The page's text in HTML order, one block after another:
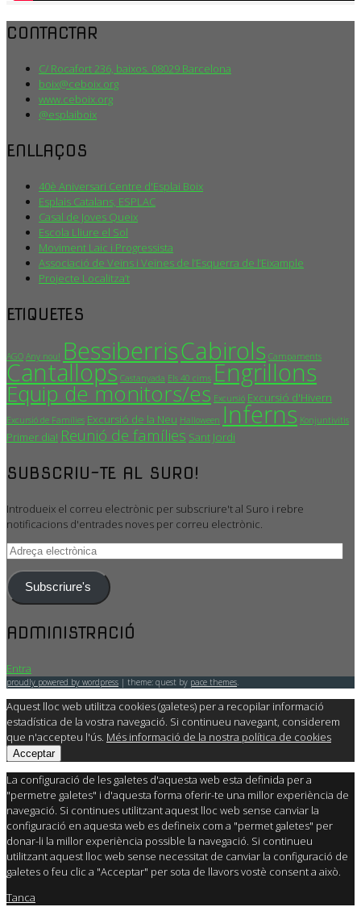
CONTACTAR
C/ Rocafort 236, baixos. 08029 Barcelona
boix@ceboix.org
www.ceboix.org
@esplaiboix
ENLLAÇOS
40è Aniversari Centre d'Esplai Boix
Esplais Catalans, ESPLAC
Casal de Joves Queix
Escola Lliure el Sol
Moviment Laic i Progressista
Associació de Veïns i Veïnes de l’Esquerra de l’Eixample
Projecte Localitza’t
ETIQUETES
AGO Any nou! BessiberrisCabirols Campaments
Cantallops Castanyada Els 40 cims Engrillons
Equip de monitors/es Excursió Excursió d'Hivern
Excursió de Famílies Excursió de la Neu Halloween Inferns Konjuntivitis
Primer dia! Reunió de famílies Sant Jordi
SUBSCRIU-TE AL SURO!
Introdueix el correu electrònic per subscriure't al Suro i rebre
notificacions d'entrades noves per correu electrònic.
Adreça
Subscriure's
ADMINISTRACIÓ
Entra
proudly powered by wordpress | theme: quest by pace themes.
Aquest lloc web utilitza cookies (galetes) per a recopilar informació
estadística de la vostra navegació. Si continueu navegant, considerem
que n'accepteu l'ús. Més informació de la nostra política de cookies
Acceptar
La configuració de les galetes d'aquesta web esta definida per a
"permetre galetes" i d'aquesta forma oferir-te una millor experiència de
navegació. Si continues utilitzant aquest lloc web sense canviar la
configuració en aquesta web es defineix com a "permet galetes" per
donar-li la millor experiència possible la navegació. Si continueu
utilitzant aquest lloc web sense necessitat de canviar la configuració de
galetes o feu clic a "Acceptar" per sota de llavors vostè consent a això.
Tanca